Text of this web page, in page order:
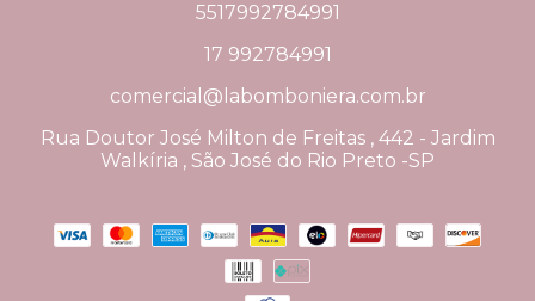
5517992784991
17 992784991
comercial@labomboniera.com.br
Rua Doutor José Milton de Freitas , 442 - Jardim
Walkíria , São José do Rio Preto -SP